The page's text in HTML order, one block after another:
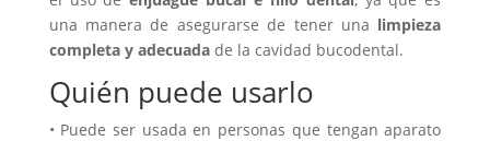
una manera de asegurarse de tener una limpieza
completa y adecuadade la cavidad bucodental.
Quién puede usarlo
• Puede ser usada en personas que tengan aparato